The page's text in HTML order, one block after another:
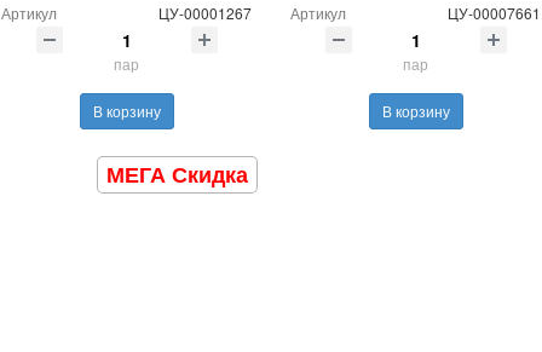
Артикул ЦУ-00001267
пар
В корзину
Артикул ЦУ-00007661
пар
В корзину
МЕГА Скидка